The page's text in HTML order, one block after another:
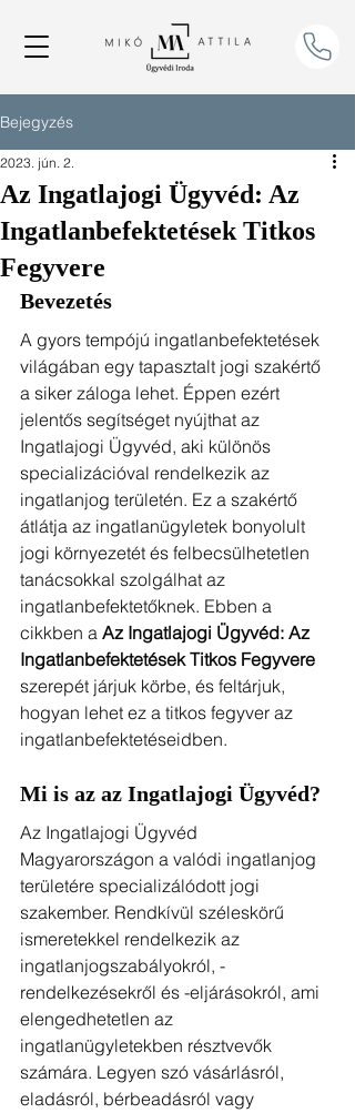
Bejegyzés
Az Ingatlajogi Ügyvéd: Az
Ingatlanbefektetések Titkos
Fegyvere
2023. jún. 2.
Bevezetés
A gyors tempójú ingatlanbefektetések
világában egy tapasztalt jogi szakértő
a siker záloga lehet. Éppen ezért
jelentős segítséget nyújthat az
Ingatlajogi Ügyvéd, aki különös
specializációval rendelkezik az
ingatlanjog területén. Ez a szakértő
átlátja az ingatlanügyletek bonyolult
jogi környezetét és felbecsülhetetlen
tanácsokkal szolgálhat az
ingatlanbefektetőknek. Ebben a
cikkben a Az Ingatlajogi Ügyvéd: Az
Ingatlanbefektetések Titkos Fegyvere
szerepét járjuk körbe, és feltárjuk,
hogyan lehet ez a titkos fegyver az
ingatlanbefektetéseidben.
Mi is az az Ingatlajogi Ügyvéd?
Az Ingatlajogi Ügyvéd
Magyarországon a valódi ingatlanjog
területére specializálódott jogi
szakember. Rendkívül széleskörű
ismeretekkel rendelkezik az
ingatlanjogszabályokról, -
rendelkezésekről és -eljárásokról, ami
elengedhetetlen az
ingatlanügyletekben résztvevők
számára. Legyen szó vásárlásról,
eladásról, bérbeadásról vagy